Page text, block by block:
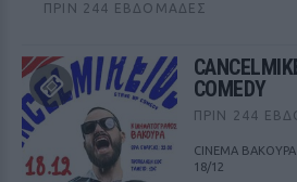
ΠΡΙΝ 244 ΕΒΔΟΜΆΔΕΣ
COMEDY
ΠΡΙΝ 244
CINEMA ΒΑΚΟΥΡΑ
18/12